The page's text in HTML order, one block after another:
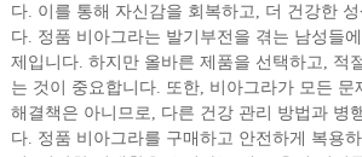
다. 이를 통해 자신감을 회복하고, 더 건강한
다. 정품 비아그라는 발기부전을 겪는 남성들
제입니다. 하지만 올바른 제품을 선택하고, 적
는 것이 중요합니다. 또한, 비아그라가 모든 문
해결책은 아니므로, 다른 건강 관리 방법과 병
다. 정품 비아그라를 구매하고 안전하게 복용